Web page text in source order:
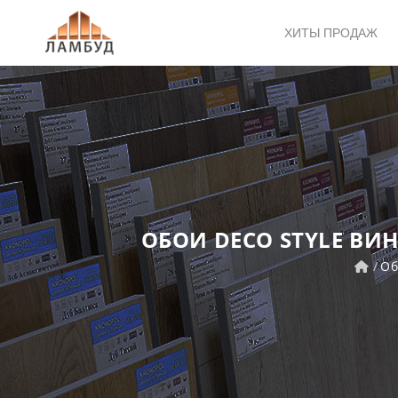
ХИТЫ ПРОДАЖ
ОБОИ DECO STYLE